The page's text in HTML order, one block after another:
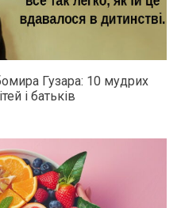
Гузара: 10 мудрих
і батьків